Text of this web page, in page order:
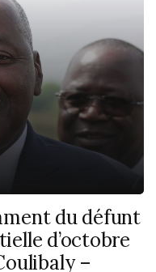
du défunt
d’octobre
–